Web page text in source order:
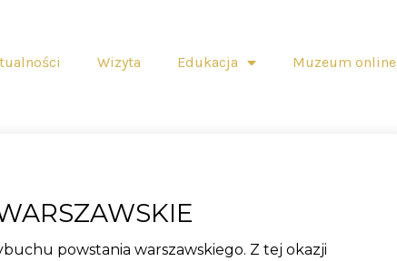
Wizyta Edukacja Muzeum online
powstania warszawskiego. Z tej okazji